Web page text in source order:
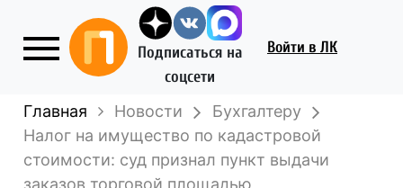
Подписаться на
соцсети
Войти в ЛК
Главная Новости
Бухгалтеру
Налог на имущество по кадастровой
стоимости: суд признал пункт выдачи
заказов торговой площадью